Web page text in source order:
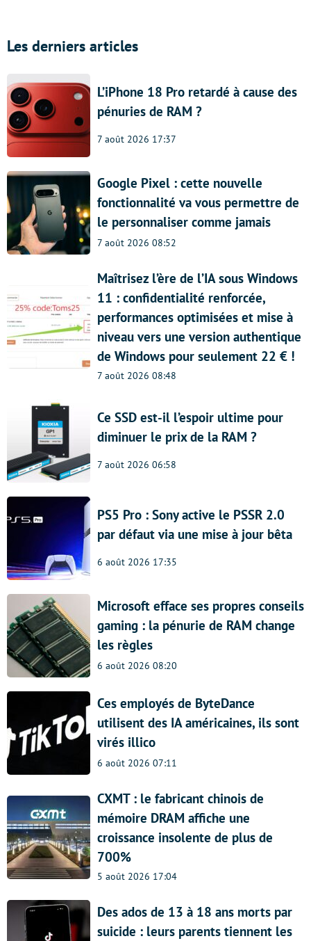
Les derniers articles
L’iPhone 18 Pro retardé à cause des
pénuries de RAM ?
7 août 2026 17:37
Google Pixel : cette nouvelle
fonctionnalité va vous permettre de
le personnaliser comme jamais
7 août 2026 08:52
Maîtrisez l’ère de l’IA sous Windows
11 : confidentialité renforcée,
performances optimisées et mise à
niveau vers une version authentique
de Windows pour seulement 22 € !
7 août 2026 08:48
Ce SSD est-il l’espoir ultime pour
diminuer le prix de la RAM ?
7 août 2026 06:58
PS5 Pro : Sony active le PSSR 2.0
par défaut via une mise à jour bêta
6 août 2026 17:35
Microsoft efface ses propres conseils
gaming : la pénurie de RAM change
les règles
6 août 2026 08:20
Ces employés de ByteDance
utilisent des IA américaines, ils sont
virés illico
6 août 2026 07:11
CXMT : le fabricant chinois de
mémoire DRAM affiche une
croissance insolente de plus de
700%
5 août 2026 17:04
Des ados de 13 à 18 ans morts par
suicide : leurs parents tiennent les